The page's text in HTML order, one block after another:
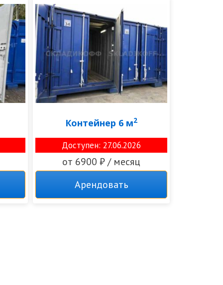
Контейнер 6 м2
Доступен: 27.06.2026
от 6900 ₽ / месяц
Арендовать